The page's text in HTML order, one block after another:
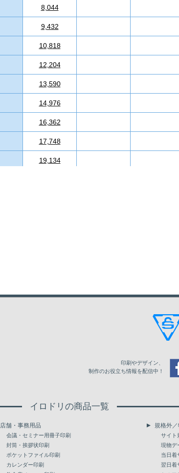
8,044
9,432
10,818
12,204
13,590
14,976
16,362
17,748
19,134
28,836
37,152
38,538
39,924
41,310
印刷やデザイン、
制作のお役立ち情報を配信中！
イロドリの商品一覧
店舗・事務用品
会議・セミナー用冊子印刷
封筒・挨拶状印刷
ポケットファイル印刷
カレンダー印刷
規格外
サイト
現物デ
当日着
翌日着